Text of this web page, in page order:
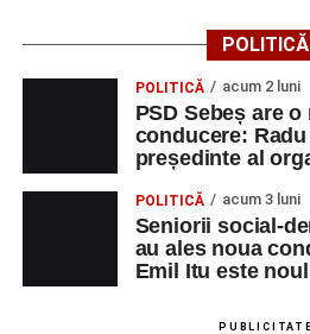
POLITICĂ
POLITICĂ acum 2 luni
PSD Sebeș are
conducere:
președinte al
POLITICĂ acum 3 luni
Seniorii social-
au ales noua
Emil Itu este
PUBLICITATE